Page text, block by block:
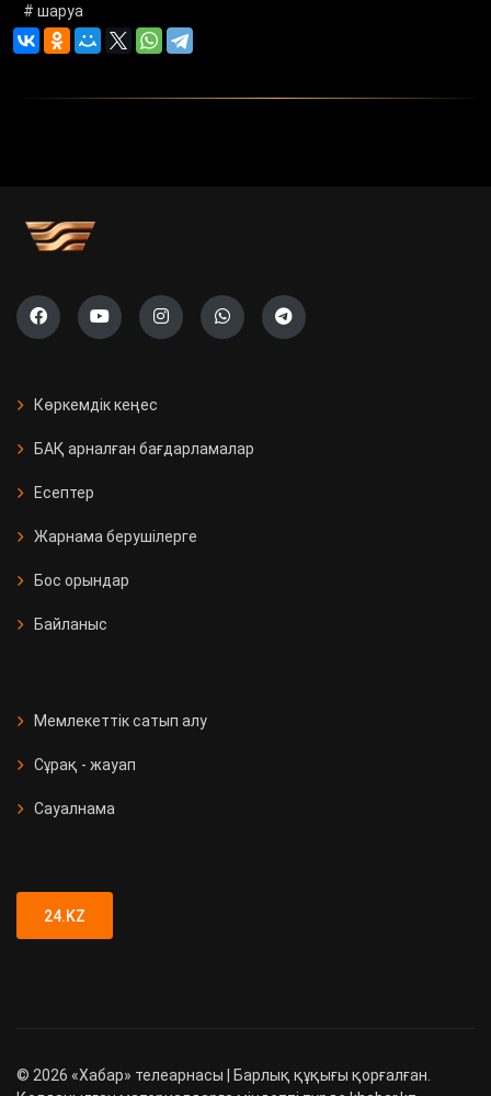
# шаруа
Көркемдік кеңес
БАҚ арналған бағдарламалар
Есептер
Жарнама берушілерге
Бос орындар
Байланыс
Мемлекеттік сатып алу
Сұрақ - жауап
Сауалнама
24.KZ
© 2026 «Хабар» телеарнасы | Барлық құқығы қорғалған.